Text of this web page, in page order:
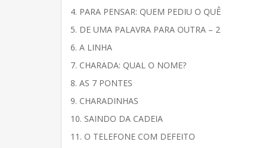
4. PARA PENSAR: QUEM PEDIU O QUÊ
5. DE UMA PALAVRA PARA OUTRA – 2
6. A LINHA
7. CHARADA: QUAL O NOME?
8. AS 7 PONTES
9. CHARADINHAS
10. SAINDO DA CADEIA
11. O TELEFONE COM DEFEITO